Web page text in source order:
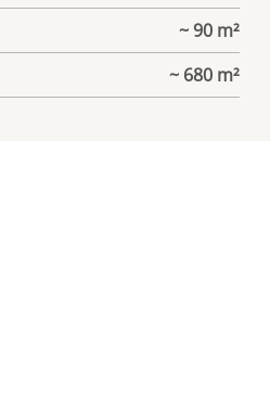
~ 90 m²
~ 680 m²